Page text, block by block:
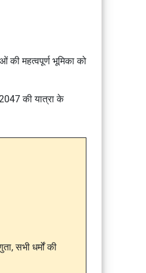
की महत्वपूर्ण भूमिका को
की यात्रा के
सभी धर्मों की